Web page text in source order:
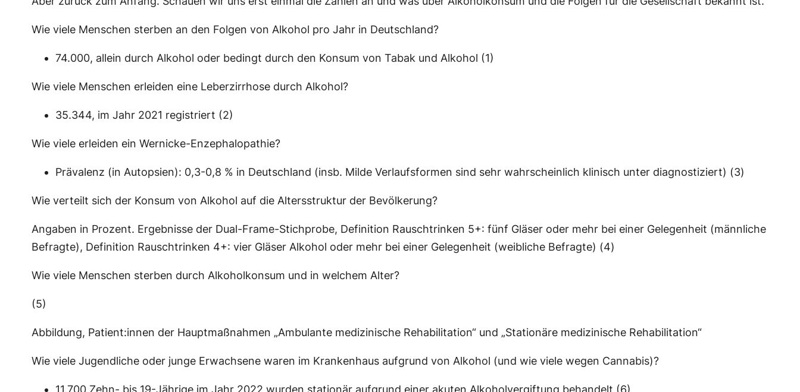
Wie viele Menschen sterben an den Folgen von Alkohol pro Jahr in Deutschland?
74.000, allein durch Alkohol oder bedingt durch den Konsum von Tabak und Alkohol (1)
Wie viele Menschen erleiden eine Leberzirrhose durch Alkohol?
35.344, im Jahr 2021 registriert (2)
Wie viele erleiden ein Wernicke-Enzephalopathie?
Prävalenz (in Autopsien): 0,3-0,8 % in Deutschland (insb. Milde Verlaufsformen sind sehr wahrscheinlich klinisch unter diagnostiziert) (3)
Wie verteilt sich der Konsum von Alkohol auf die Altersstruktur der Bevölkerung?
Angaben in Prozent. Ergebnisse der Dual-Frame-Stichprobe, Definition Rauschtrinken 5+: fünf Gläser oder mehr bei einer Gelegenheit (männliche
Befragte), Definition Rauschtrinken 4+: vier Gläser Alkohol oder mehr bei einer Gelegenheit (weibliche Befragte) (4)
Wie viele Menschen sterben durch Alkoholkonsum und in welchem Alter?
(5)
Abbildung, Patient:innen der Hauptmaßnahmen „Ambulante medizinische Rehabilitation“ und „Stationäre medizinische Rehabilitation“
Wie viele Jugendliche oder junge Erwachsene waren im Krankenhaus aufgrund von Alkohol (und wie viele wegen Cannabis)?
11.700 Zehn- bis 19-Jährige im Jahr 2022 wurden stationär aufgrund einer akuten Alkoholvergiftung behandelt (6)